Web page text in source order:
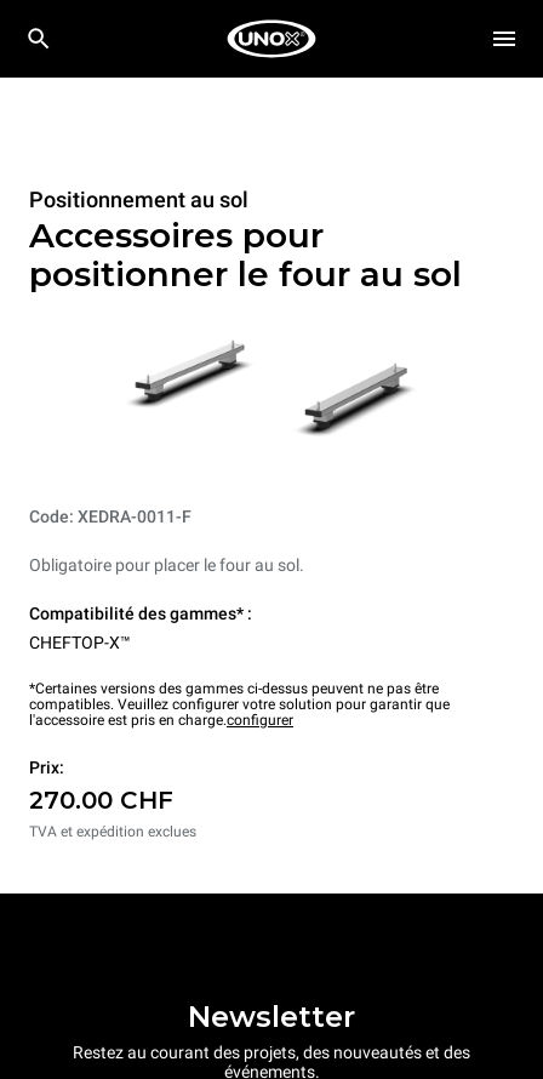
Positionnement au sol
Accessoires pour
positionner le four au sol
Code: XEDRA-0011-F
Obligatoire pour placer le four au sol.
Compatibilité des gammes* :
CHEFTOP-X™
*Certaines versions des gammes ci-dessus peuvent ne pas être
compatibles. Veuillez configurer votre solution pour garantir que
l'accessoire est pris en charge.configurer
Prix:
270.00 CHF
TVA et expédition exclues
Newsletter
Restez au courant des projets, des nouveautés et des
événements.